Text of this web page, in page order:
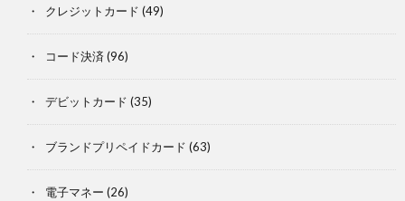
クレジットカード (49)
コード決済 (96)
デビットカード (35)
ブランドプリペイドカード (63)
電子マネー (26)